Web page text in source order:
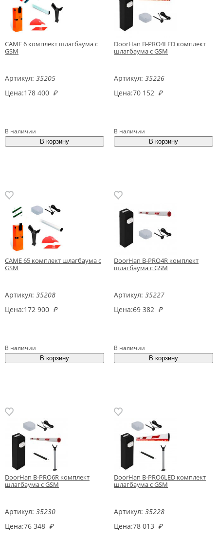
CAME 6 комплект шлагбаума с
GSM
Артикул: 35205
Цена:178 400 ₽
В наличии
DoorHan B-PRO4LED комплект
шлагбаума с GSM
Артикул: 35226
Цена:70 152 ₽
В наличии
CAME 65 комплект шлагбаума с
GSM
Артикул: 35208
Цена:172 900 ₽
В наличии
DoorHan B-PRO4R комплект
шлагбаума с GSM
Артикул: 35227
Цена:69 382 ₽
В наличии
DoorHan B-PRO6R комплект
шлагбаума с GSM
Артикул: 35230
Цена:76 348 ₽
DoorHan B-PRO6LED комплект
шлагбаума с GSM
Артикул: 35228
Цена:78 013 ₽